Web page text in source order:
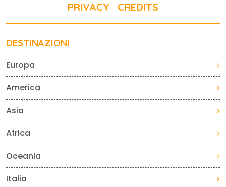
PRIVACY CREDITS
DESTINAZIONI
Europa
America
Asia
Africa
Oceania
Italia